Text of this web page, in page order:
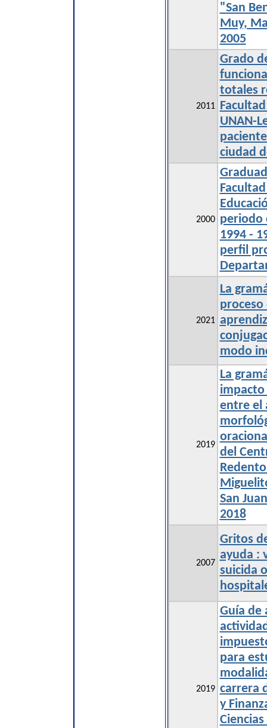
"San
Muy,
2005
2011
Grado
totales
UNAN-
ciudad
2000 periodo
1994 -
perfil
2021
La
proceso
modo
2019
La
impacto
entre el
del
San
2018
2007
Gritos
ayuda :
suicida
2019
Guía de
para
carrera
y